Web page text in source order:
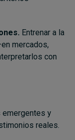
Entrenar a la
mercados,
con
emergentes y
reales.